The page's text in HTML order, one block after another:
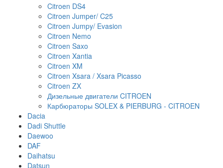
Citroen DS4
Citroen Jumper/ C25
Citroen Jumpy/ Evasion
Citroen Nemo
Citroen Saxo
Citroen Xantia
Citroen XM
Citroen Xsara / Xsara Picasso
Citroen ZX
Дизельные двигатели CITROEN
Карбюраторы SOLEX & PIERBURG - CITROEN
Dacia
Dadi Shuttle
Daewoo
DAF
Daihatsu
Datsun